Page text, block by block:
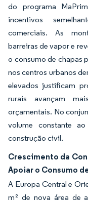
do programa
incentivos
comerciais. As
barreiras de vapor e
o consumo de chapas
nos centros urbanos
elevados justificam
rurais avançam
orçamentais. No
volume constante
construção civil.
Crescimento da
Apoiar o Consumo
A Europa Central e
m² de nova área de